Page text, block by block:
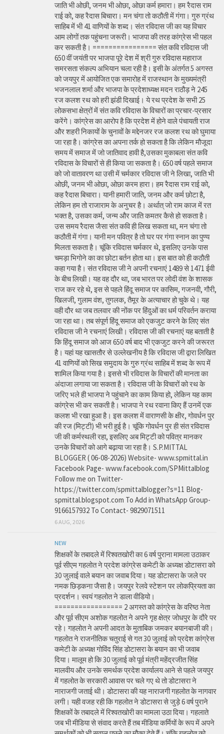
जाति भी ओछी, जनम भी ओछा, ओछा कर्म हमारा। हम रैदास राम
राई को, कह रैदास बिचारा। मन चंगा तो कठौती में गंगा। गुरु ग्रंथ
साहिब में भी 41 वाणियों के शब्द। संत रविदास जी का यह विचार
आम लोगों तक पहुंचना जरूरी। भाजपा की तरह कांग्रेस भी पहल
कर सकती है। ================ संत कवि रविदास जी
650 वीं जयंती पर भाजपा पूरे देश में श्री गुरु रविदास महाराज
समरसता संकल्प अभियान चला रही है। इसी के अंतर्गत 5 अगस्त
को जयपुर में आयोजित एक समारोह में राजस्थान के मुख्यमंत्री
भजनलाल शर्मा और भाजपा के प्रदेशाध्यक्ष मदन राठौड़ ने 245
रज कलश रथ को हरी झंडी दिखाई। ये रथ प्रदेश के सभी 25
लोकसभा क्षेत्रों में संत कवि रविदास के विचारों का प्रचार-प्रसार
करेंगे। कांग्रेस का आरोप है कि प्रदेश में होने वाले पंचायती राज
और शहरी निकायों के चुनावों के मद्देनजर रज कलश रथ को घुमाया
जा रहा है। कांग्रेस का अपना तर्क हो सकता है कि लेकिन मौजूदा
समय में समाज में जो जातिवाद हावी है,उसका मुकाबला संत कवि
रविदास के विचारों से ही किया जा सकता है। 650 वर्ष पहले समाज
को जो वातावरण था उसी में चर्मकार रविदास जी ने लिखा, जाति भी
ओछी, जनम भी ओछा, ओछा करम हारा। हम रैदास राम राई को,
कह रैदास बिचारा। यानी हमारी जाति, जनम और कर्म छोटा है,
लेकिन हम तो राजाराम के अनुचर है। अर्थात् जो राम काज में रत
भक्त है, उसका कर्म, जन्म और जाति कमतर कैसे हो सकता है।
उस समय रैदास जैसा संत कवि ही लिख सकता था, मन चंगा तो
कठौती में गंगा। यानी मन पवित्र है तो घर पर गंगा स्नान का पुण्य
मिलता सकता है। चूंकि रविदास चर्मकार थे, इसलिए उनके पास
चमड़ा भिगोने का का छोटा बर्तन होता था। इस बात को ही कठौती
कहा गया है। संत रविदास जी ने अपनी रचनाएं 1489 से 1471 ईवी
के बीच लिखी। यह वह दौर था, जब भारत पर लोदी वंश के शासक
राज कर रहे थे, इस से पहले हिंदू समाज पर कासिम, गजनवी, गौरी,
खिलजी, गुलाम वंश, तुगलक, तैमूर के अत्याचार हो चुके थे। यह
वही दौर था जब तलवार की नोंक पर हिंदुओं का धर्म परिवर्तन कराया
जा रहा था। तब संपूर्ण हिंदू समाज को एकजुट करने के लिए संत
रविदास जी ने रचनाएं लिखी। रविदास जी की रचनाएं यह बताती है
कि हिंदू समाज को आज 650 वर्ष बाद भी एकजुट करने की जरूरत
है। यहां यह खासतौर से उल्लेखनीय है कि रविदास जी द्वारा लिखित
41 वाणियोंं को सिख समुदाय के गुरु ग्रंथ साहिब में शब्द के रूप में
शामिल किया गया है। इससे भी रविदास के विचारों की मानता का
अंदाजा लगाया जा सकता है। रविदास जी के विचारों को रथ के
जरिए भले ही भाजपा ने पहुंचाने का काम किया हो, लेकिन यह काम
कांग्रेस भी कर सकती है। भाजपा ने रथ रवाना किए हैं उनमें एक
कलश भी रखा हुआ है। इस कलश में वाराणसी के क्षीर, गोवर्धन पुर
की रज (मिट्टी) भी भरी हुई है। चूंकि गोवर्धन पुर ही संत रविदास
जी की कर्मस्थली रहा, इसलिए अब मिट्टी को पवित्र मानकर
उनके विचारों को आगे बढ़ाया जा रहा है। S.P.MITTAL
BLOGGER ( 06-08-2026) Website- www.spmittal.in
Facebook Page- www.facebook.com/SPMittalblog
Follow me on Twitter-
https://twitter.com/spmittalblogger?s=11 Blog-
spmittal.blogspot.com To Add in WhatsApp Group-
9166157932 To Contact- 9829071511
6 AUG, 2026
NEW
शिक्षकों के तबादले में रिश्वतखोरी का 6 वर्ष पुराना मामला उठाकर
पूर्व सीएम गहलोत ने प्रदेश कांग्रेस कमेटी के अध्यक्ष डोटासरा को
30 जुलाई वाले बयान का जवाब दिया। यह डोटासरा के जले पर
नमक छिड़कना जैसा है। जयपुर रेलवे स्टेशन पर लोकप्रियता का
प्रदर्शन। स्वयं गहलोत ने डाला वीडियो।
================= 2 अगस्त को कांग्रेस के वरिष्ठ नेता
और पूर्व सीएम अशोक गहलोत ने अपने गृह क्षेत्र जोधपुर के दौरे पर
रहे। गहलोत ने अपनी आदत के मुताबिक जमकर बयानबाजी की।
गहलोत ने राजनीतिक चतुराई से गत 30 जुलाई को प्रदेश कांग्रेस
कमेटी के अध्यक्ष गोविंद सिंह डोटासरा के बयान का भी जवाब
दिया। मालूम हो कि 30 जुलाई को पूर्व मंत्री महेंद्रजीत सिंह
मालवीय और उनके समर्थक प्रदेश कार्यालय आने से पहले जयपुर
में गहलोत के सरकारी आवास पर चले गए थे तो डोटासरा ने
नाराजगी जताई थी। डोटासरा की यह नाराजगी गहलोत के नागवार
लगी। यही वजह रही कि गहलोत ने डोटासरा से जुड़े 6 वर्ष पुराने
शिक्षकों के तबादले में रिश्वतखोरी का मामला उठा दिया। गहलाते
जब भी मीडिया से संवाद करते हैं तब मीडिया कर्मियों के रूप में अपने